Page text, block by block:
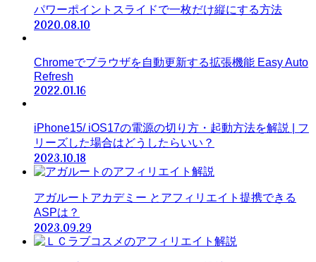
パワーポイントスライドで一枚だけ縦にする方法
2020.08.10
Chromeでブラウザを自動更新する拡張機能 Easy Auto
Refresh
2022.01.16
iPhone15/ iOS17の電源の切り方・起動方法を解説 | フ
リーズした場合はどうしたらいい？
2023.10.18
アガルートアカデミー とアフィリエイト提携できる
ASPは？
2023.09.29